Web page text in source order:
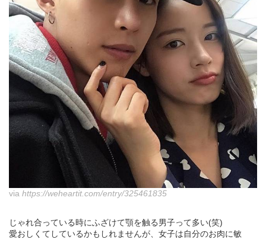
via https://weheartit.com/entry/325461835
じゃれ合っている時にふざけて顎を触る男子って多い(笑)
愛おしくてしているかもしれませんが、女子は自分のお肉に敏